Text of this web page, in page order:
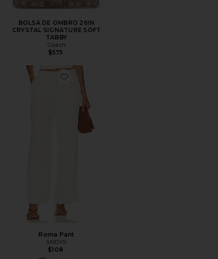
BOLSA DE OMBRO 26IN
CRYSTAL SIGNATURE SOFT
TABBY
Coach
$575
Favorite Roma Pant
Roma Pant
SNDYS
$108